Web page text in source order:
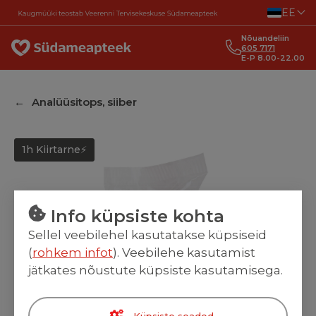
EE
Nõuandeliin
605 7171
E-P 8.00-22.00
Analüüsitops, siiber
1h Kiirtarne⚡
Info küpsiste kohta
Sellel veebilehel kasutatakse küpsiseid
(rohkem infot). Veebilehe kasutamist
jätkates nõustute küpsiste kasutamisega.